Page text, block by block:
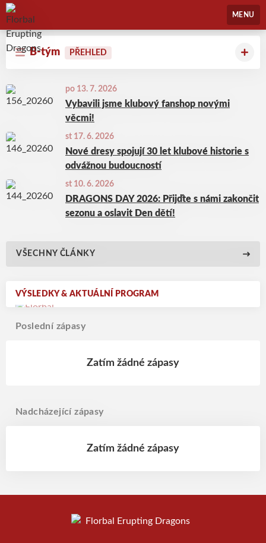
Florbal Erupting Dragons
MENU
B-tým PŘEHLED
po 13. 7. 2026
Vybavili jsme klubový fanshop novými
věcmi!
st 17. 6. 2026
Nové dresy spojují 30 let klubové historie s
odvážnou budoucností
st 10. 6. 2026
DRAGONS DAY 2026: Přijďte s námi zakončit
sezonu a oslavit Den dětí!
VŠECHNY ČLÁNKY
VÝSLEDKY & AKTUÁLNÍ PROGRAM
Poslední zápasy
Zatím žádné zápasy
Nadcházející zápasy
Zatím žádné zápasy